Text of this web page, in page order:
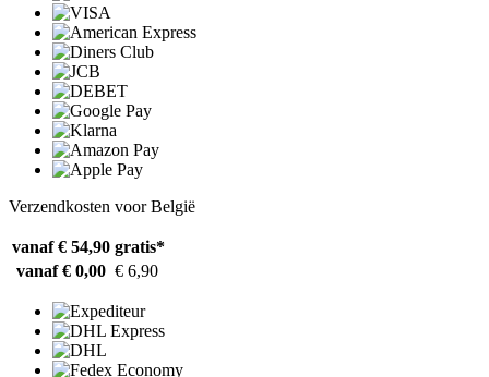
Verzendkosten voor België
vanaf € 54,90 gratis*
vanaf € 0,00 € 6,90